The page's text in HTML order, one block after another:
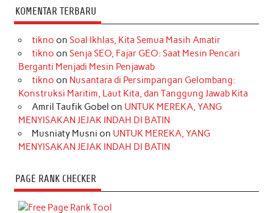
KOMENTAR TERBARU
tikno on Soal Ikhlas, Kita Semua Masih Amatir
tikno on Senja SEO, Fajar GEO: Saat Mesin Pencari
Berganti Menjadi Mesin Penjawab
tikno on Nusantara di Persimpangan Gelombang:
Konstruksi Maritim, Laut Kita, dan Tanggung Jawab Kita
Amril Taufik Gobel on UNTUK MEREKA, YANG
MENYISAKAN JEJAK INDAH DI BATIN
Musniaty Musni on UNTUK MEREKA, YANG
MENYISAKAN JEJAK INDAH DI BATIN
PAGE RANK CHECKER